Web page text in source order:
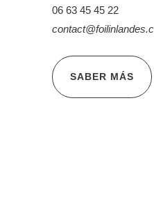
06 63 45 45 22
SABER MÁS